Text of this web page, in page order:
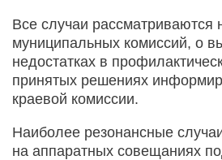
Все случаи рассматриваются
муниципальных комиссий, о
недостатках в
принятых решениях
краевой комиссии.
Наиболее резонансные
на аппаратных совещаниях